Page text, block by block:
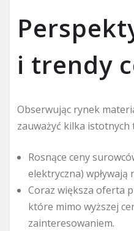
i trendy
Obserwując rynek
zauważyć kilka istotnych
Rosnące ceny
elektryczna)
Coraz większa oferta
które mimo wyższej
zainteresowaniem.